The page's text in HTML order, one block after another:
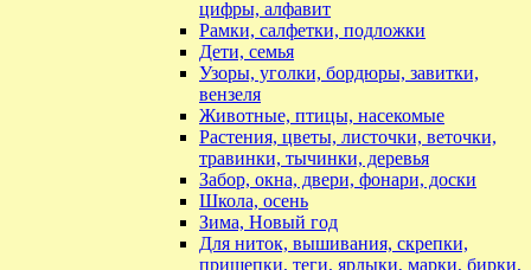
цифры, алфавит
Рамки, салфетки, подложки
Дети, семья
Узоры, уголки, бордюры, завитки,
вензеля
Животные, птицы, насекомые
Растения, цветы, листочки, веточки,
травинки, тычинки, деревья
Забор, окна, двери, фонари, доски
Школа, осень
Зима, Новый год
Для ниток, вышивания, скрепки,
прищепки, теги, ярлыки, марки, бирки,